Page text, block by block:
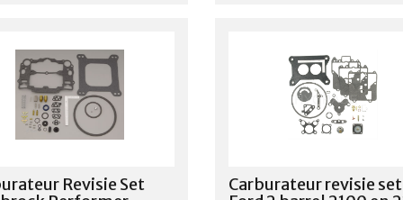
Revisie Set
Carburateur revisie set